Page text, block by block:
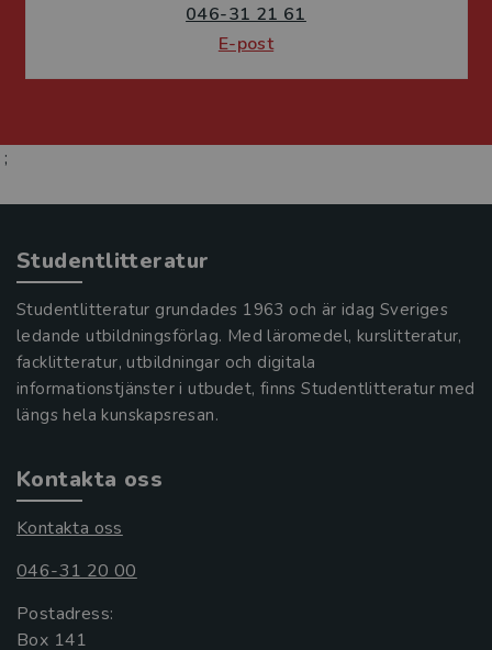
046-31 21 61
E-post
;
Studentlitteratur
Studentlitteratur grundades 1963 och är idag Sveriges
ledande utbildningsförlag. Med läromedel, kurslitteratur,
facklitteratur, utbildningar och digitala
informationstjänster i utbudet, finns Studentlitteratur med
längs hela kunskapsresan.
Kontakta oss
Kontakta oss
046-31 20 00
Postadress:
Box 141